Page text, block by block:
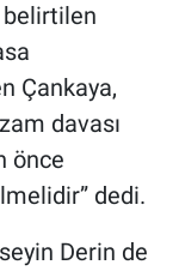
Çankaya,
davası
önce
dedi.
Derin de